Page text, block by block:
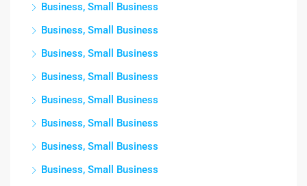
Business, Small Business
Business, Small Business
Business, Small Business
Business, Small Business
Business, Small Business
Business, Small Business
Business, Small Business
Business, Small Business